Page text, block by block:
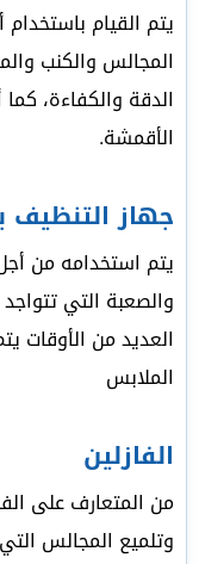
يتم القيام
المجالس والكنب
الدقة والكفاءة،
الأقمشة.
جهاز التنظيف
يتم استخدامه من
والصعبة التي
العديد من الأوقات
الملابس
الفازلين
من المتعارف على
وتلميع المجالس